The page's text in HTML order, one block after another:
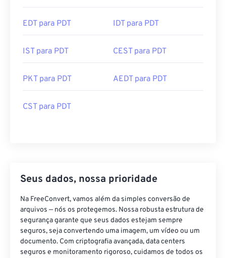
EDT para PDT IDT para PDT
IST para PDT CEST para PDT
PKT para PDT AEDT para PDT
CST para PDT
Seus dados, nossa prioridade
Na FreeConvert, vamos além da simples conversão de
arquivos — nós os protegemos. Nossa robusta estrutura de
segurança garante que seus dados estejam sempre
seguros, seja convertendo uma imagem, um vídeo ou um
documento. Com criptografia avançada, data centers
seguros e monitoramento rigoroso, cuidamos de todos os